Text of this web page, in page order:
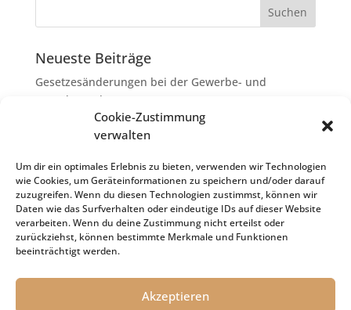
Cookie-Zustimmung
verwalten
Um dir ein optimales Erlebnis zu bieten, verwenden wir Technologien
wie Cookies, um Geräteinformationen zu speichern und/oder darauf
zuzugreifen. Wenn du diesen Technologien zustimmst, können wir
Daten wie das Surfverhalten oder eindeutige IDs auf dieser Website
verarbeiten. Wenn du deine Zustimmung nicht erteilst oder
zurückziehst, können bestimmte Merkmale und Funktionen
beeinträchtigt werden.
Akzeptieren
Neueste Beiträge
Gesetzesänderungen bei der Gewerbe- und
Grunderwerbsteuer
Erbschaftsteuer: Rechtsanwaltskosten bei Streit über
Erbauseinandersetzung als
Nachlassverbindlichkeiten
Umsatzsteuer-Umrechnungskurse Juli 2026
Keine Steuerfreiheit eines sog. Konfusionsgewinns
bei Mutterkapitalgesellschaft
Schenkungsteuer: Zinssatz von 5,5 % für die